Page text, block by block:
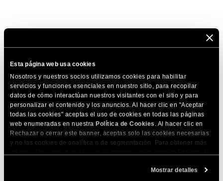
Esta página web usa cookies
Nosotros y nuestros socios utilizamos cookies para habilitar
servicios y funciones esenciales en nuestro sitio, para recopilar
datos de cómo interactúan nuestros visitantes con el sitio y para
personalizar el contenido y los anuncios. Al hacer clic en "Aceptar
todas las cookies" aceptas el uso de cookies en todas las páginas
web enumeradas en nuestra Política de Cookies . Al hacer clic en
Rechazar o cerrar este banner, aceptas solo las cookies necesarias
y no las cookies de analítica o de segmentación. Para obtener más
momento a través de la herramienta Configuración de Cookies de
Mostrar detalles
Artículos relacionados